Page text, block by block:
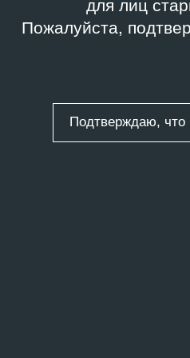
Пожалуйста,
Подтверждаю, что